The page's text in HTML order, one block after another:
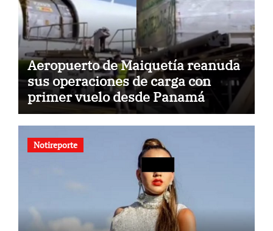
Aeropuerto de Maiquetía reanuda
sus operaciones de carga con
primer vuelo desde Panamá
Notireporte